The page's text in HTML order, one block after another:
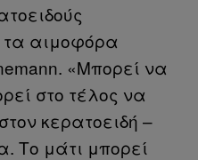
αιμοφόρα
«Μπορεί να
στο τέλος να
κερατοειδή –
Το μάτι μπορεί